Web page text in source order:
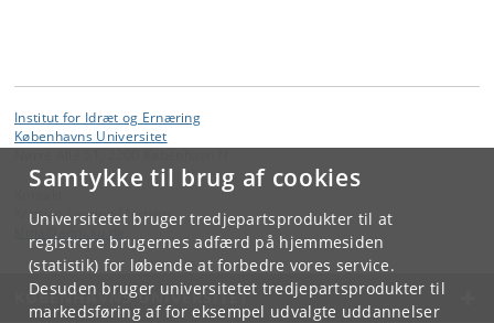
Samtykke til brug af cookies
Universitetet bruger tredjepartsprodukter til at
registrere brugernes adfærd på hjemmesiden
(statistik) for løbende at forbedre vores service.
Desuden bruger universitetet tredjepartsprodukter til
markedsføring af for eksempel udvalgte uddannelser
Institut for Idræt og Ernæring
Københavns Universitet
Kristian Levring Madsen
KØBENHAVNS UNIVERSITET